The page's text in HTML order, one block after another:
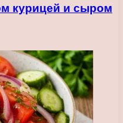
курицей и сыром